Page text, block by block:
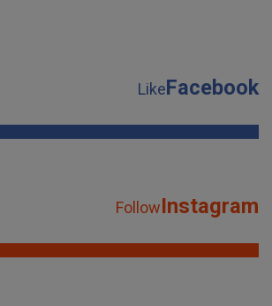
LikeFacebook
FollowInstagram